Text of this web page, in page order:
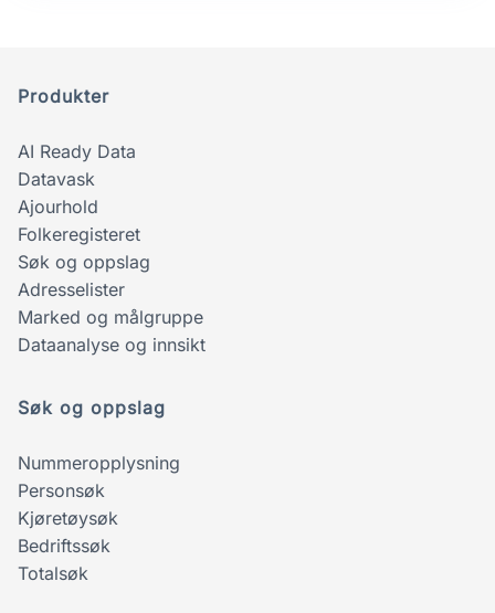
Produkter
AI Ready Data
Datavask
Ajourhold
Folkeregisteret
Søk og oppslag
Adresselister
Marked og målgruppe
Dataanalyse og innsikt
Søk og oppslag
Nummeropplysning
Personsøk
Kjøretøysøk
Bedriftssøk
Totalsøk